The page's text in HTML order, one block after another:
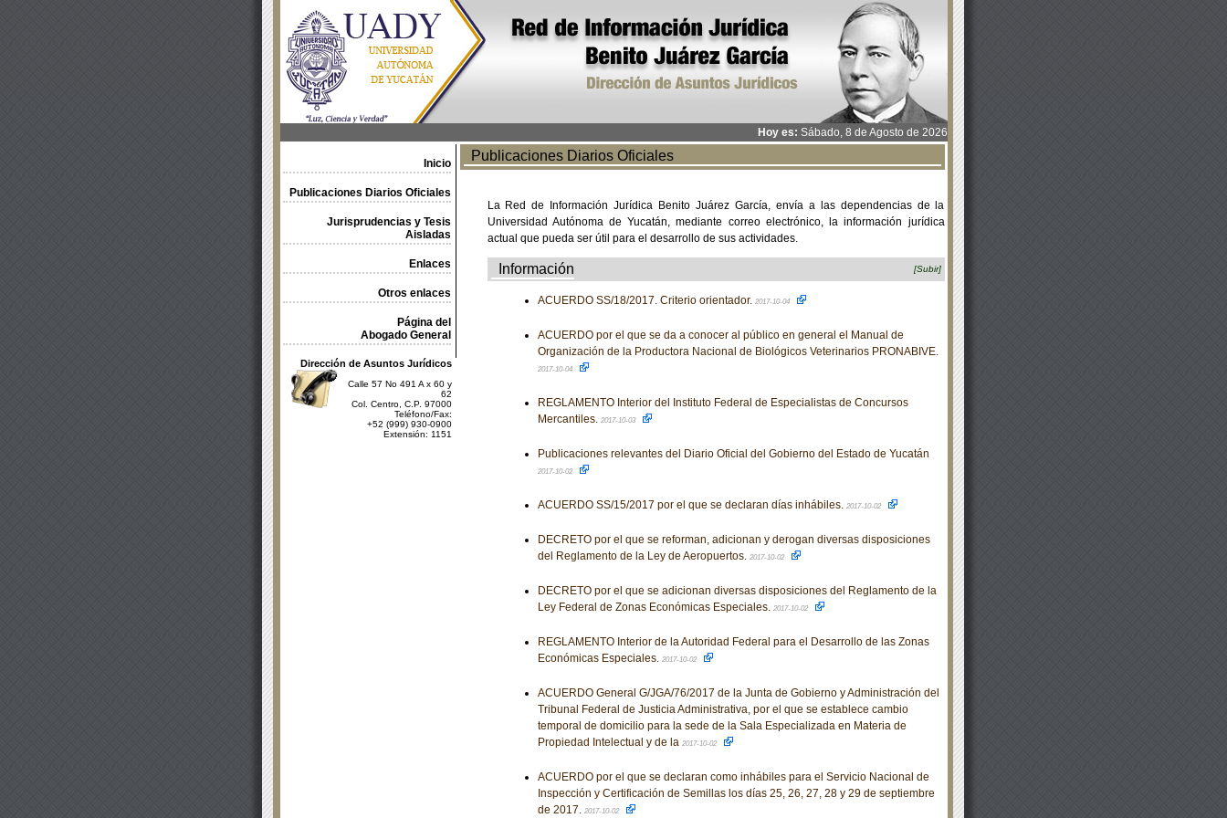
Hoy es: Sábado, 8 de Agosto de 2026
Inicio
Publicaciones Diarios Oficiales
Jurisprudencias y Tesis
Aisladas
Enlaces
Otros enlaces
Página del
Abogado General
Dirección de Asuntos Jurídicos
Calle 57 No 491 A x 60 y
62
Col. Centro, C.P. 97000
Teléfono/Fax:
+52 (999) 930-0900
Extensión: 1151
Publicaciones Diarios Oficiales
La Red de Información Jurídica Benito Juárez García, envía a las dependencias de la
Universidad Autónoma de Yucatán, mediante correo electrónico, la información jurídica
actual que pueda ser útil para el desarrollo de sus actividades.
Información [Subir]
ACUERDO SS/18/2017. Criterio orientador. 2017-10-04
ACUERDO por el que se da a conocer al público en general el Manual de
Organización de la Productora Nacional de Biológicos Veterinarios PRONABIVE.
2017-10-04
REGLAMENTO Interior del Instituto Federal de Especialistas de Concursos
Mercantiles. 2017-10-03
Publicaciones relevantes del Diario Oficial del Gobierno del Estado de Yucatán
2017-10-02
ACUERDO SS/15/2017 por el que se declaran días inhábiles. 2017-10-02
DECRETO por el que se reforman, adicionan y derogan diversas disposiciones
del Reglamento de la Ley de Aeropuertos. 2017-10-02
DECRETO por el que se adicionan diversas disposiciones del Reglamento de la
Ley Federal de Zonas Económicas Especiales. 2017-10-02
REGLAMENTO Interior de la Autoridad Federal para el Desarrollo de las Zonas
Económicas Especiales. 2017-10-02
ACUERDO General G/JGA/76/2017 de la Junta de Gobierno y Administración del
Tribunal Federal de Justicia Administrativa, por el que se establece cambio
temporal de domicilio para la sede de la Sala Especializada en Materia de
Propiedad Intelectual y de la 2017-10-02
ACUERDO por el que se declaran como inhábiles para el Servicio Nacional de
Inspección y Certificación de Semillas los días 25, 26, 27, 28 y 29 de septiembre
de 2017. 2017-10-02